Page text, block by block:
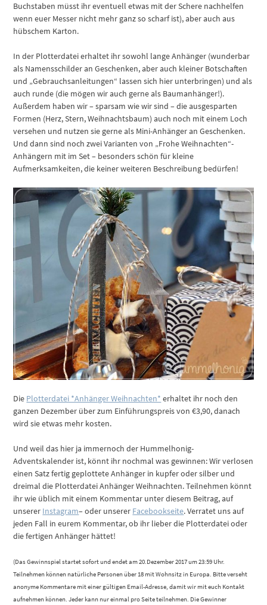
Buchstaben müsst ihr eventuell etwas mit der Schere nachhelfen
wenn euer Messer nicht mehr ganz so scharf ist), aber auch aus
hübschem Karton.
In der Plotterdatei erhaltet ihr sowohl lange Anhänger (wunderbar
als Namensschilder an Geschenken, aber auch kleiner Botschaften
und „Gebrauchsanleitungen“ lassen sich hier unterbringen) und als
auch runde (die mögen wir auch gerne als Baumanhänger!).
Außerdem haben wir – sparsam wie wir sind – die ausgesparten
Formen (Herz, Stern, Weihnachtsbaum) auch noch mit einem Loch
versehen und nutzen sie gerne als Mini-Anhänger an Geschenken.
Und dann sind noch zwei Varianten von „Frohe Weihnachten“-
Anhängern mit im Set – besonders schön für kleine
Aufmerksamkeiten, die keiner weiteren Beschreibung bedürfen!
Die Plotterdatei *Anhänger Weihnachten* erhaltet ihr noch den
ganzen Dezember über zum Einführungspreis von €3,90, danach
wird sie etwas mehr kosten.
Und weil das hier ja immernoch der Hummelhonig-
Adventskalender ist, könnt ihr nochmal was gewinnen: Wir verlosen
einen Satz fertig geplottete Anhänger in kupfer oder silber und
dreimal die Plotterdatei Anhänger Weihnachten. Teilnehmen könnt
ihr wie üblich mit einem Kommentar unter diesem Beitrag, auf
unserer Instagram– oder unserer Facebookseite. Verratet uns auf
jeden Fall in eurem Kommentar, ob ihr lieber die Plotterdatei oder
die fertigen Anhänger hättet!
(Das Gewinnspiel startet sofort und endet am 20.Dezember 2017 um 23:59 Uhr.
Teilnehmen können natürliche Personen über 18 mit Wohnsitz in Europa. Bitte verseht
anonyme Kommentare mit einer gültigen Email-Adresse, damit wir mit euch Kontakt
aufnehmen können. Jeder kann nur einmal pro Seite teilnehmen. Die Gewinner